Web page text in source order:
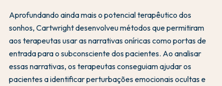
Aprofundando ainda mais o potencial terapêutico dos
sonhos, Cartwright desenvolveu métodos que permitiram
aos terapeutas usar as narrativas oníricas como portas de
entrada para o subconsciente dos pacientes. Ao analisar
essas narrativas, os terapeutas conseguiam ajudar os
pacientes a identificar perturbações emocionais ocultas e